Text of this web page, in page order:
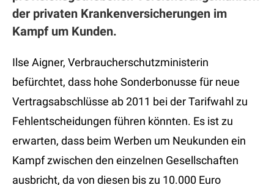
der privaten Krankenversicherungen im
Kampf um Kunden.
Ilse Aigner, Verbraucherschutzministerin
befürchtet, dass hohe Sonderbonusse für neue
Vertragsabschlüsse ab 2011 bei der Tarifwahl zu
Fehlentscheidungen führen könnten. Es ist zu
erwarten, dass beim Werben um Neukunden ein
Kampf zwischen den einzelnen Gesellschaften
ausbricht, da von diesen bis zu 10.000 Euro